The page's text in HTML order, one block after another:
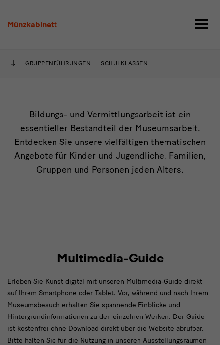
Münzkabinett
GRUPPENFÜHRUNGEN SCHULKLASSEN
Teasertext
Vermittlung
Bildungs- und Vermittlungsarbeit ist ein
essentieller Bestandteil der Museumsarbeit.
Entdecken Sie unsere vielfältigen thematischen
Angebote für Kinder und Jugendliche, Familien,
Gruppen und Personen jeden Alters.
Multimedia-Guide
Erleben Sie Kunst digital mit unseren Multimedia-Guide direkt
auf Ihrem Smartphone oder Tablet. Vor, während und nach Ihrem
Museumsbesuch erhalten Sie spannende Einblicke und
Hintergrundinformationen zu den einzelnen Werken. Der Guide
ist kostenfrei ohne Download direkt über die Website abrufbar.
Bitte halten Sie für die Nutzung in unseren Ausstellungsräumen